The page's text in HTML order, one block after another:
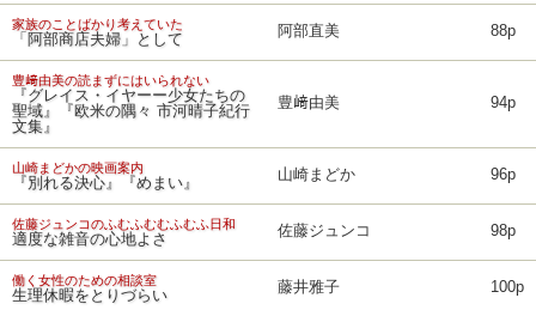
家族のことばかり考えていた
「阿部商店夫婦」として 阿部直美 88p
豊﨑由美の読まずにはいられない
『グレイス・イヤーー少女たちの
聖域』『欧米の隅々 市河晴子紀行
文集』
豊﨑由美 94p
山崎まどかの映画案内
『別れる決心』『めまい』 山崎まどか 96p
佐藤ジュンコのふむふむむふむふ日和
適度な雑音の心地よさ 佐藤ジュンコ 98p
働く女性のための相談室
生理休暇をとりづらい 藤井雅子 100p